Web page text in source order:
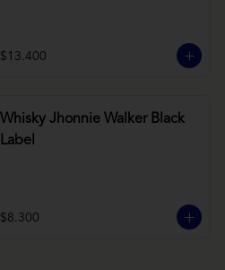
$13.400
Whisky Jhonnie Walker Black
Label
$8.300